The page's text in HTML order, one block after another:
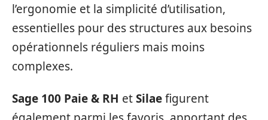
l’ergonomie et la simplicité d’utilisation,
essentielles pour des structures aux besoins
opérationnels réguliers mais moins
complexes.
Sage 100 Paie & RH etSilaefigurent